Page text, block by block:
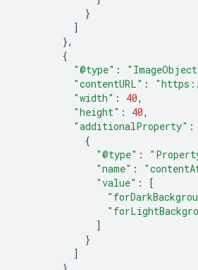
}
]
},
{
"@type" :
"contentURL" :
"width" : 40,
"height" : 40,
"additionalProperty" :
{
"@type" :
"name" :
"value" :
[
]
}
]